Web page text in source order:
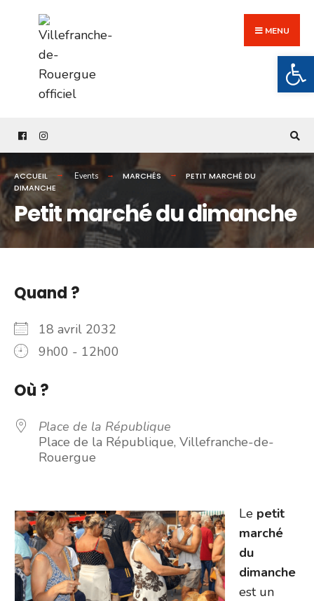
content
MENU
ACCUEIL Events MARCHÉS
PETIT MARCHÉ DU
DIMANCHE
Petit marché du dimanche
Quand ?
18 avril 2032
9h00 - 12h00
Où ?
Place de la République
Place de la République, Villefranche-de-
Rouergue
Le petit
marché
du
dimanche
est un
for: